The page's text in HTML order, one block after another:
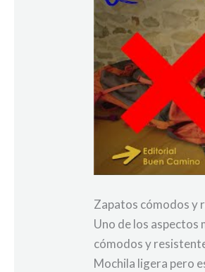
Zapatos cómodos y
Uno de los aspectos
cómodos y
Mochila ligera pero